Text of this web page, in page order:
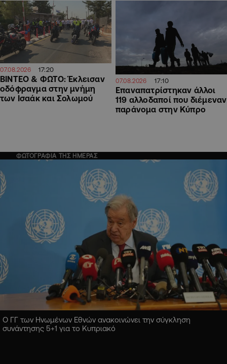
07.08.2026 17:20
ΒΙΝΤΕΟ & ΦΩΤΟ: Έκλεισαν
οδόφραγμα στην μνήμη
των Ισαάκ και Σολωμού
07.08.2026 17:10
Επαναπατρίστηκαν άλλοι
119 αλλοδαποί που διέμεναν
παράνομα στην Κύπρο
ΦΩΤΟΓΡΑΦΙΑ ΤΗΣ ΗΜΕΡΑΣ
Ο ΓΓ των Ηνωμένων Εθνών ανακοινώνει την σύγκληση
συνάντησης 5+1 για το Κυπριακό